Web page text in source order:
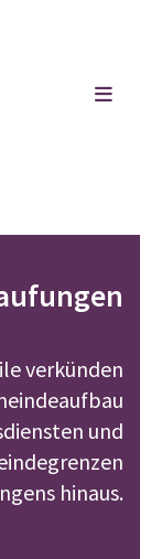
verkünden
und
hinaus.